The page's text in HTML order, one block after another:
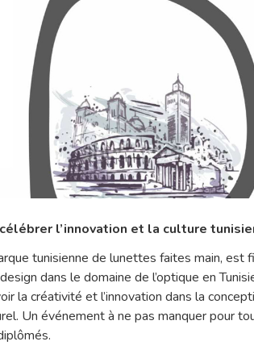
l’innovation et la culture
tunisienne de lunettes faites main, est
dans le domaine de l’optique en
la créativité et l’innovation dans la
Un événement à ne pas manquer pour